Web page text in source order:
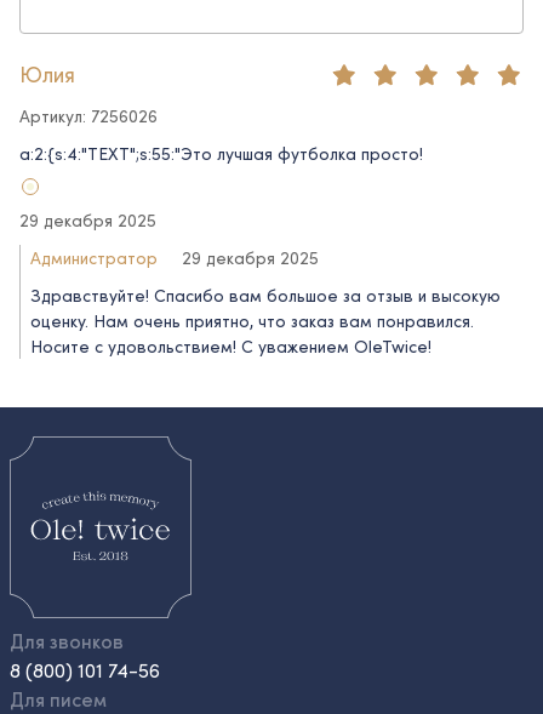
Юлия
Артикул: 7256026
a:2:{s:4:"TEXT";s:55:"Это лучшая футболка просто!
29 декабря 2025
Администратор
29 декабря 2025
Здравствуйте! Спасибо вам большое за отзыв и высокую
оценку. Нам очень приятно, что заказ вам понравился.
Носите с удовольствием! С уважением OleTwice!
Для звонков
8 (800) 101 74-56
Для писем